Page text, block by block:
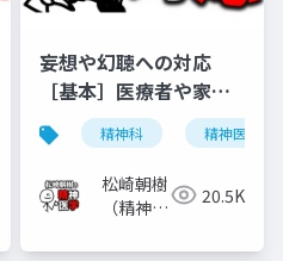
転移性恋愛 恋愛
妄想や幻聴への対応
［基本］医療者や家族
などがどう対応すべき
か
精神科 精神医学
松崎朝樹
（精神科
20.5K